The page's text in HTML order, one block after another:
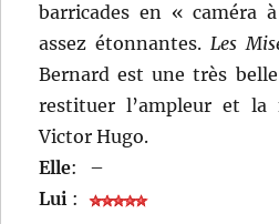
barricades en « caméra
assez étonnantes.Les
Bernard est une très
restituer l’ampleur et la
Victor Hugo.
Elle:
–
Lui :